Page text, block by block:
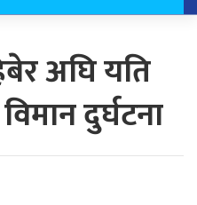
अघि यति
दुर्घटना